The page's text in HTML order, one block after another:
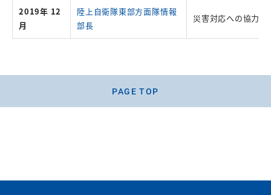
2019年 12
月
陸上自衛隊東部方面隊情報
部長
災害対応への協力
PAGE TOP